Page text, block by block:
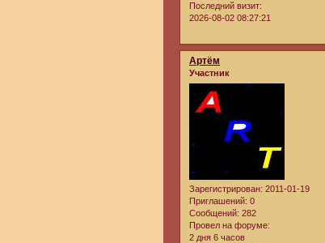
Последний визит:
2026-08-02 08:27:21
Артём
Участник
Зарегистрирован: 2011-01-19
Приглашений: 0
Сообщений: 282
Провел на форуме:
2 дня 6 часов